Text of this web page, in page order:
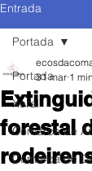
Entrada
Portada
Xeral
Comarca de
Comarca de
Portada
forestal
31 mar 1